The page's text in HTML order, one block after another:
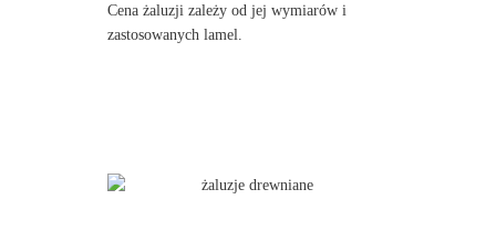
Cena żaluzji zależy od jej wymiarów i
zastosowanych lamel.